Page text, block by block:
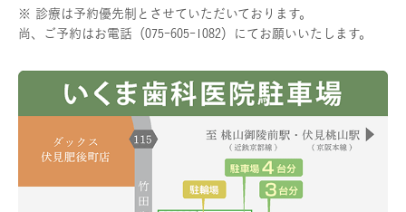
※ 診療は予約優先制とさせていただいております。
尚、ご予約はお電話（075-605-1082）にてお願いいたします。